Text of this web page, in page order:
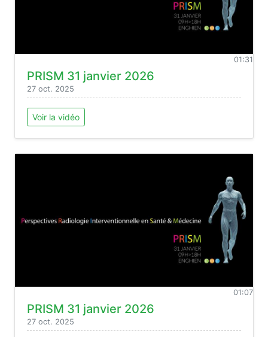
01:31
PRISM 31 janvier 2026
27 oct. 2025
Voir la vidéo
01:07
PRISM 31 janvier 2026
27 oct. 2025